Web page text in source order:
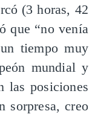
(3 horas, 42
que “no venía
tiempo muy
mundial y
las posiciones
sorpresa, creo